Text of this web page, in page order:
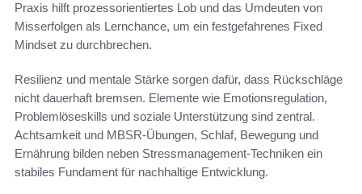
Praxis hilft prozessorientiertes Lob und das Umdeuten von
Misserfolgen als Lernchance, um ein festgefahrenes Fixed
Mindset zu durchbrechen.
Resilienz und mentale Stärke sorgen dafür, dass Rückschläge
nicht dauerhaft bremsen. Elemente wie Emotionsregulation,
Problemlöseskills und soziale Unterstützung sind zentral.
Achtsamkeit und MBSR-Übungen, Schlaf, Bewegung und
Ernährung bilden neben Stressmanagement-Techniken ein
stabiles Fundament für nachhaltige Entwicklung.